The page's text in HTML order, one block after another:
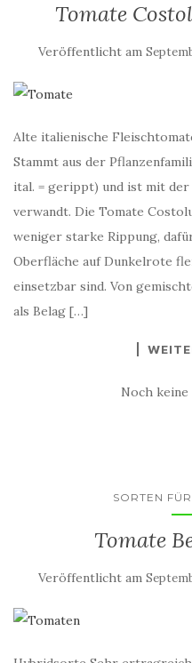
Tomate
Veröffentlicht am
Alte italienische
Stammt aus der
ital. = gerippt) und ist mit
verwandt. Die Tomate
weniger starke Rippung,
Oberfläche auf Dunkelrote
einsetzbar sind. Von
als Belag […]
Noch
SORTEN
Tomate
Veröffentlicht am